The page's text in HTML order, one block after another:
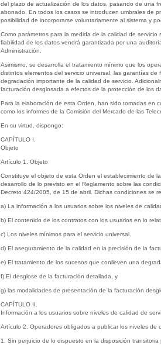
del plazo de actualización de los datos, pasando de una
abonado. En todos los casos se introducen umbrales de
posibilidad de incorporarse voluntariamente al sistema y
Como parámetros para la medida de la calidad de
fiabilidad de los datos vendrá garantizada por una
Administración.
Asimismo, se desarrolla el tratamiento mínimo que los
distintos elementos del servicio universal, las garantías
degradación importante de la calidad de servicio.
facturación desglosada a efectos de la protección de los
Para la elaboración de esta Orden, han sido tomadas en
como los informes de la Comisión del Mercado de las
En su virtud, dispongo:
CAPÍTULO I.
Objeto
Artículo 1. Objeto
Constituye el objeto de esta Orden el establecimiento de
desarrollo de lo previsto en el Reglamento sobre las
Decreto 424/2005, de 15 de abril. Dichas condiciones se
a) La información a los usuarios sobre los niveles de
b) El contenido de los contratos con los usuarios en lo
c) Los niveles mínimos para el servicio universal.
d) El aseguramiento de la calidad en la precisión de la
e) El tratamiento de los sucesos que conlleven una
f) El desglose de la facturación detallada, y
g) las modalidades de presentación de la facturación
CAPÍTULO II.
Información a los usuarios sobre niveles de calidad de
Artículo 2. Operadores obligados a publicar los niveles
1. Sin perjuicio de lo dispuesto en la disposición